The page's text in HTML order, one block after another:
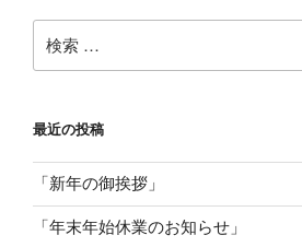
索:
最近の投稿
「新年の御挨拶」
「年末年始休業のお知らせ」